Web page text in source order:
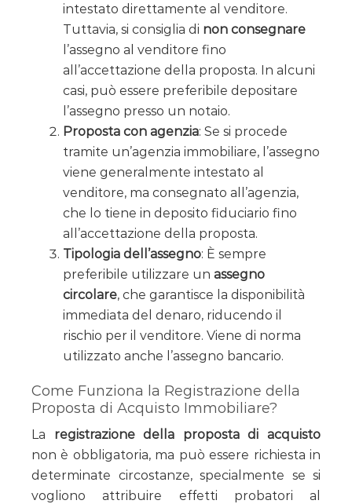
intestato direttamente al venditore.
Tuttavia, si consiglia di non consegnare
l’assegno al venditore fino
all’accettazione della proposta. In alcuni
casi, può essere preferibile depositare
l’assegno presso un notaio.
Proposta con agenzia: Se si procede
tramite un’agenzia immobiliare, l’assegno
viene generalmente intestato al
venditore, ma consegnato all’agenzia,
che lo tiene in deposito fiduciario fino
all’accettazione della proposta.
Tipologia dell’assegno: È sempre
preferibile utilizzare un assegno
circolare, che garantisce la disponibilità
immediata del denaro, riducendo il
rischio per il venditore. Viene di norma
utilizzato anche l’assegno bancario.
Come Funziona la Registrazione della
Proposta di Acquisto Immobiliare?
La registrazione della proposta di acquisto
non è obbligatoria, ma può essere richiesta in
determinate circostanze, specialmente se si
vogliono attribuire effetti probatori al